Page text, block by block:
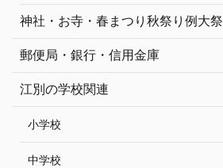
神社・お寺・春まつり秋祭り例大祭
郵便局・銀行・信用金庫
江別の学校関連
小学校
中学校